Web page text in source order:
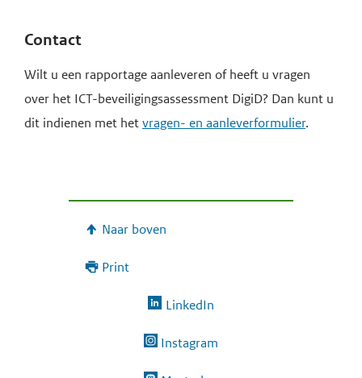
Contact
Wilt u een rapportage aanleveren of heeft u vragen
over het ICT-beveiligingsassessment DigiD? Dan kunt u
dit indienen met hetvragen- en aanleverformulier.
Naar boven
Print
LinkedIn
Instagram